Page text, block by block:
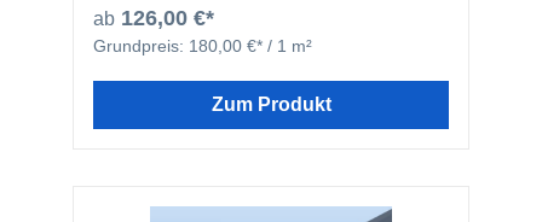
zähelastische Folien miteinander verbunden
werden. Durch die Folie werden Verletzungen
bei Bruch der Scheiben deutlich verringert, da
bleiben. Unsere Verbundsicherheitsgläser
ab 126,00 €*
Grundpreis: 180,00 €* / 1 m²
Zum Produkt